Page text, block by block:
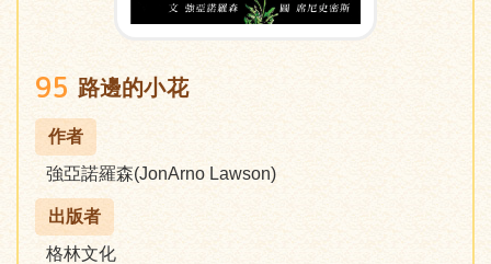
95 路邊的小花
作者
強亞諾羅森(JonArno Lawson)
出版者
格林文化